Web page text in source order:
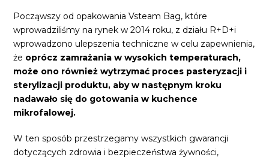
Począwszy od opakowania Vsteam Bag, które
wprowadziliśmy na rynek w 2014 roku, z działu R+D+i
wprowadzono ulepszenia techniczne w celu zapewnienia,
że oprócz zamrażania w wysokich temperaturach,
może ono również wytrzymać proces pasteryzacji i
sterylizacji produktu, aby w następnym kroku
nadawało się do gotowania w kuchence
mikrofalowej.
W ten sposób przestrzegamy wszystkich gwarancji
dotyczących zdrowia i bezpieczeństwa żywności,